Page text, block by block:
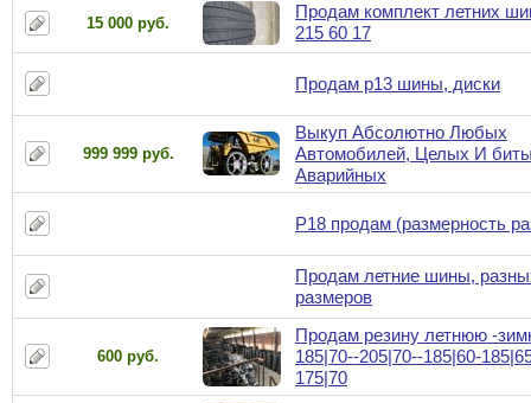
15 000 руб.
Продам комплект летних
215 60 17
Продам р13 шины, диски
999 999 руб.
Выкуп Абсолютно Любых
Автомобилей, Целых И
Аварийных
Р18 продам (размерность
Продам летние шины,
размеров
600 руб.
Продам резину летнюю -
185|70--205|70--185|60-
175|70